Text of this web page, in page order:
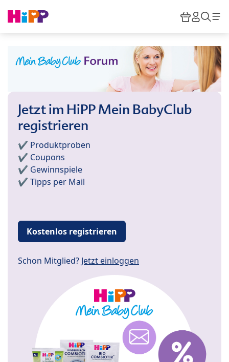
HiPP
Jetzt im HiPP Mein BabyClub
registrieren
✔️ Produktproben
✔️ Coupons
✔️ Gewinnspiele
✔️ Tipps per Mail
Kostenlos registrieren
Schon Mitglied? Jetzt einloggen